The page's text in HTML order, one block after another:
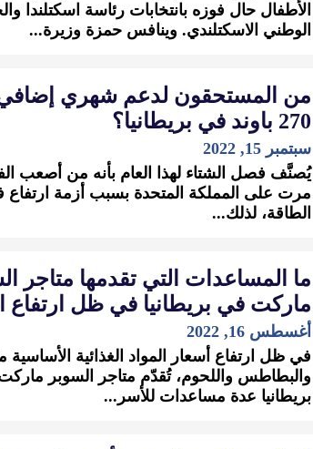
الأطفال حال فوزه بانتخابات رئاسة اسكتلندا
الوطني الاسكتلندي. وينافس حمزة وزيرة...
من المستحقون لدعم شهري إضافي
270 باوند في بريطانيا؟
سبتمبر 15, 2022
يُصنَّف فصل الشتاء لهذا العام بأنه من أصعب
مرت على المملكة المتحدة بسبب أزمة ارتفاع
الطاقة، لذلك...
ما المساعدات التي تقدمها متاجر
ماركت في بريطانيا في ظل ارتفاع
أغسطس 16, 2022
في ظل ارتفاع أسعار المواد الغذائية الأساسية
والبطاطس واللحوم، تُقدّم متاجر السوبر
بريطانيا عدة مساعدات للأسر...